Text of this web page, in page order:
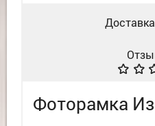
Фоторамка